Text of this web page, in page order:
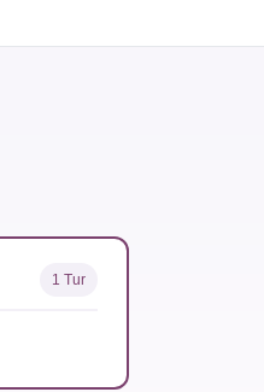
efsanelerle
1 Tur